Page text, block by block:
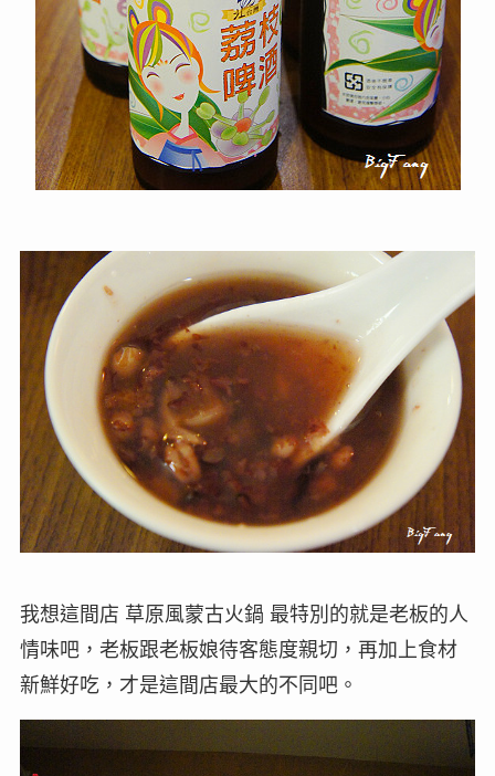
我想這間店 草原風蒙古火鍋 最特別的就是老板的人
情味吧，老板跟老板娘待客態度親切，再加上食材
新鮮好吃，才是這間店最大的不同吧。